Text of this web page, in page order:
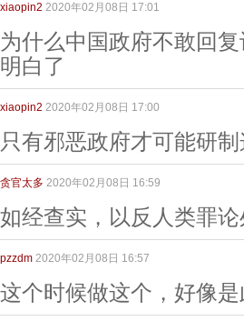
xiaopin2 2020年02月08日 17:01
为什么中国政府不敢回
明白了
xiaopin2 2020年02月08日 17:00
只有邪恶政府才可能研
贪官太多 2020年02月08日 16:59
如经查实，以反人类罪论
pzzdm 2020年02月08日 16:57
这个时候做这个，好像